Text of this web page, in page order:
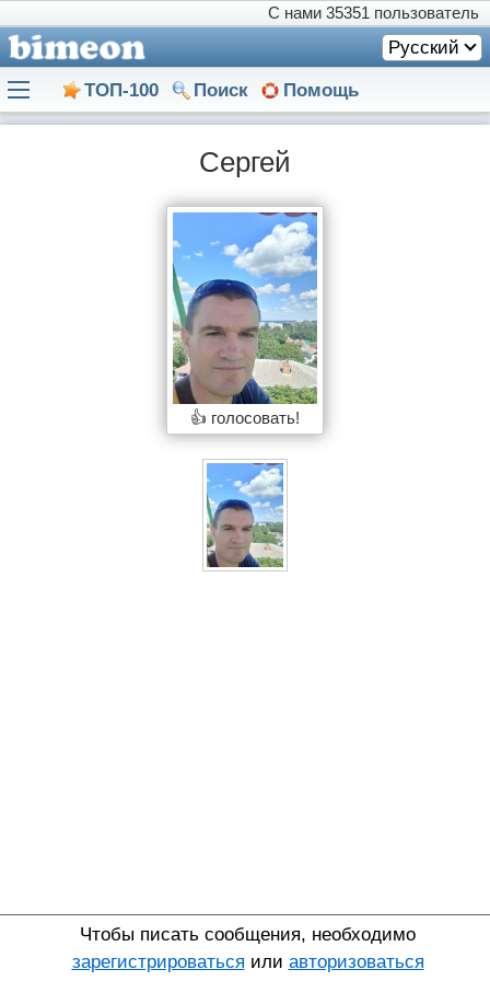
С нами 35351 пользователь
Русский
ТОП-100 Поиск Помощь
Сергей
👍 голосовать!
Чтобы писать сообщения, необходимо
зарегистрироваться или авторизоваться